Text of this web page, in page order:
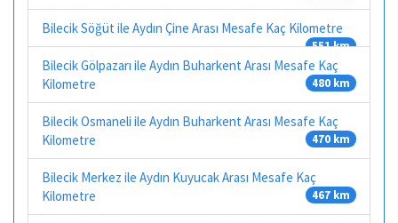
Bilecik Söğüt ile Aydın Çine Arası Mesafe Kaç Kilometre
551 km
Bilecik Gölpazarı ile Aydın Buharkent Arası Mesafe Kaç
Kilometre
480 km
Bilecik Osmaneli ile Aydın Buharkent Arası Mesafe Kaç
Kilometre
470 km
Bilecik Merkez ile Aydın Kuyucak Arası Mesafe Kaç
Kilometre
467 km